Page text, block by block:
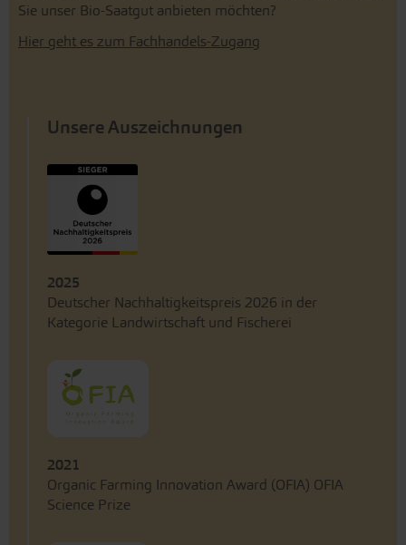
Sie unser Bio-Saatgut anbieten möchten?
Hier geht es zum Fachhandels-Zugang
Unsere Auszeichnungen
2025
Deutscher Nachhaltigkeitspreis 2026 in der
Kategorie Landwirtschaft und Fischerei
2021
Organic Farming Innovation Award (OFIA) OFIA
Science Prize